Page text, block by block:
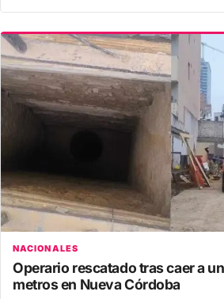
NACIONALES
Operario rescatado tras caer a
metros en Nueva Córdoba